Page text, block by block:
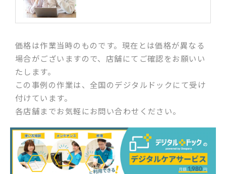
価格は作業当時のものです。現在とは価格が異なる
場合がございますので、店舗にてご確認をお願いい
たします。
この事例の作業は、全国のデジタルドックにて受け
付けています。
各店舗までお気軽にお問い合わせください。